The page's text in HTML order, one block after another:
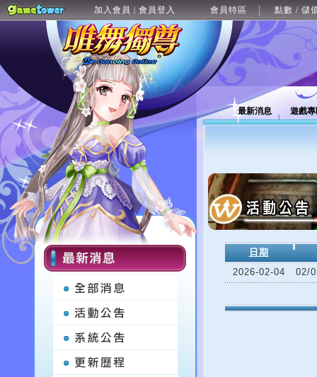
加入會員 | 會員登入 會員特區 點數 / 儲
最新消息 遊戲
日期
2026-02-04
02/